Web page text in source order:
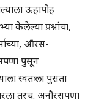
ऊहापोह
केलेल्या प्रश्नांचा,
औरस-
पुसून
स्वतःला पुसता
तरच. अनौरसपणा